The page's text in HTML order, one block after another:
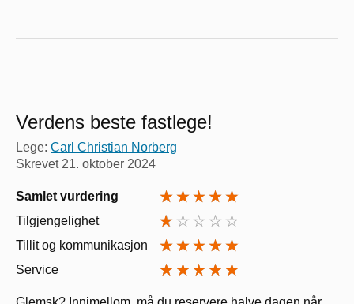
Verdens beste fastlege!
Lege: Carl Christian Norberg
Skrevet 21. oktober 2024
Samlet vurdering
Tilgjengelighet
Tillit og kommunikasjon
Service